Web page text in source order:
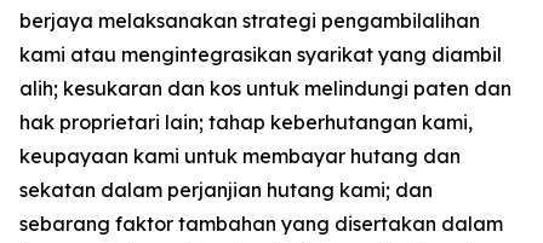
berjaya melaksanakan strategi pengambilalihan
kami atau mengintegrasikan syarikat yang diambil
alih; kesukaran dan kos untuk melindungi paten dan
hak proprietari lain; tahap keberhutangan kami,
keupayaan kami untuk membayar hutang dan
sekatan dalam perjanjian hutang kami; dan
sebarang faktor tambahan yang disertakan dalam